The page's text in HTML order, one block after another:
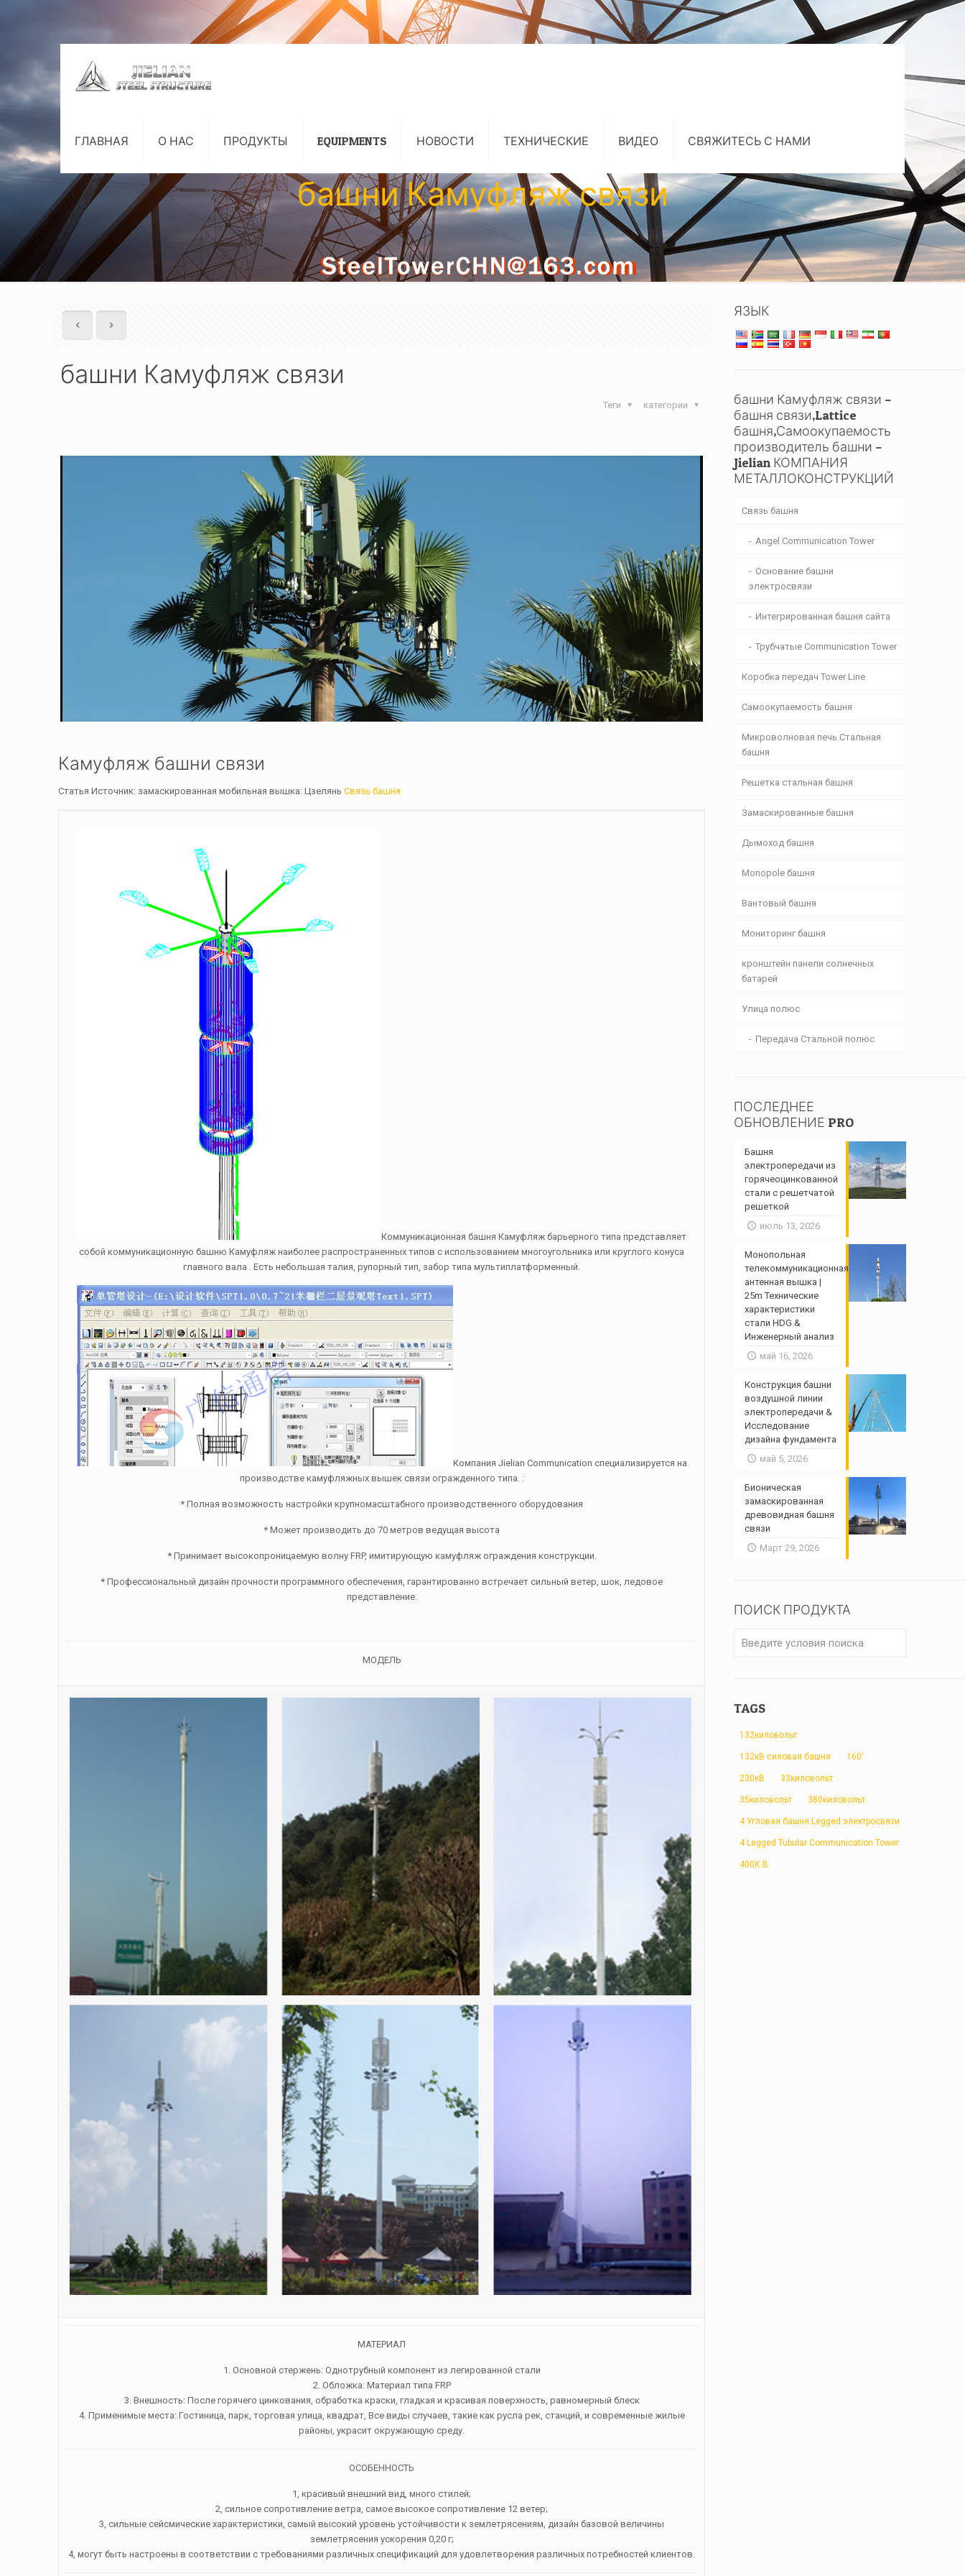
ГЛАВНАЯ О НАС ПРОДУКТЫ EQUIPMENTS НОВОСТИ ТЕХНИЧЕСКИЕ ВИДЕО СВЯЖИТЕСЬ С НАМИ
башни Камуфляж связи
башни Камуфляж связи
категории
Теги
Камуфляж башни связи
Статья Источник: замаскированная мобильная вышка: ЦзеляньСвязь башня
Коммуникационная башня Камуфляж барьерного типа представляет
собой коммуникационную башню Камуфляж наиболее распространенных типов с использованием многоугольника или круглого конуса
главного вала . Есть небольшая талия, рупорный тип, забор типа мультиплатформенный.
Компания Jielian Communication специализируется на
производстве камуфляжных вышек связи огражденного типа. :
* Полная возможность настройки крупномасштабного производственного оборудования
* Может производить до 70 метров ведущая высота
* Принимает высокопроницаемую волну FRP, имитирующую камуфляж ограждения конструкции.
* Профессиональный дизайн прочности программного обеспечения, гарантированно встречает сильный ветер, шок, ледовое
представление.
МОДЕЛЬ
МАТЕРИАЛ
1. Основной стержень: Однотрубный компонент из легированной стали
2. Обложка: Материал типа FRP
3. Внешность: После горячего цинкования, обработка краски, гладкая и красивая поверхность, равномерный блеск
4. Применимые места: Гостиница, парк, торговая улица, квадрат, Все виды случаев, такие как русла рек, станций, и современные жилые
районы, украсит окружающую среду.
ОСОБЕННОСТЬ
1, красивый внешний вид, много стилей;
2, сильное сопротивление ветра, самое высокое сопротивление 12 ветер;
3, сильные сейсмические характеристики, самый высокий уровень устойчивости к землетрясениям, дизайн базовой величины
землетрясения ускорения 0,20 г;
4, могут быть настроены в соответствии с требованиями различных спецификаций для удовлетворения различных потребностей клиентов.
ЯЗЫК
башни Камуфляж связи –
башня связи,Lattice
башня,Самоокупаемость
производитель башни –
Jielian КОМПАНИЯ
МЕТАЛЛОКОНСТРУКЦИЙ
Связь башня
Angel Communication Tower
Основание башни
электросвязи
Интегрированная башня сайта
Трубчатые Communication Tower
Коробка передач Tower Line
Самоокупаемость башня
Микроволновая печь Стальная
башня
Решетка стальная башня
Замаскированные башня
Дымоход башня
Monopole башня
Вантовый башня
Мониторинг башня
кронштейн панели солнечных
батарей
Улица полюс
Передача Стальной полюс
ПОСЛЕДНЕЕ
ОБНОВЛЕНИЕ PRO
Башня
электропередачи из
горячеоцинкованной
стали с решетчатой ​​
решеткой
июль 13, 2026
Монопольная
телекоммуникационная
антенная вышка |
25m Технические
характеристики
стали HDG &
Инженерный анализ
май 16, 2026
Конструкция башни
воздушной линии
электропередачи &
Исследование
дизайна фундамента
май 5, 2026
Бионическая
замаскированная
древовидная башня
связи
Март 29, 2026
ПОИСК ПРОДУКТА
TAGS
132киловольт
132кВ силовая башня 160'
230кВ 33киловольт
35киловольт 380киловольт
4 Угловая башня Legged электросвязи
4 Legged Tubular Communication Tower
400К.В.